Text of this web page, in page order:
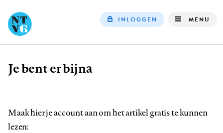
INLOGGEN MENU
Kruimelpad
Je bent er bijna
Maak hier je account aan om het artikel gratis te kunnen
lezen: